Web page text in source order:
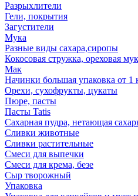
Разрыхлители
Гели, покрытия
Загустители
Мука
Разные виды сахара,сиропы
Кокосовая стружка, ореховая
Мак
Начинки большая упаковка от 1
Орехи, сухофрукты, цукаты
Пюре, пасты
Пасты Tatis
Сахарная пудра, нетающая
Сливки животные
Сливки растительные
Смеси для выпечки
Смеси для крема, безе
Сыр творожный
Упаковка